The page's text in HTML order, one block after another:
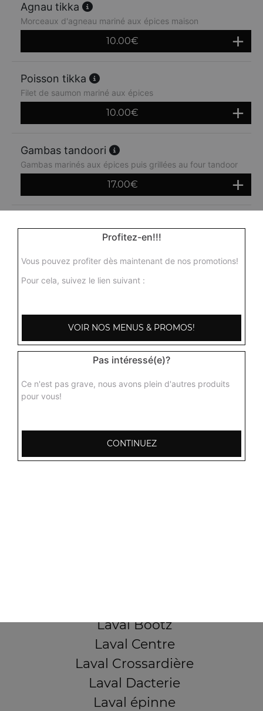
Agnau tikka
Morceaux d'agneau mariné aux épices maison
10.00€
Poisson tikka
Filet de saumon mariné aux épices
10.00€
Gambas tandoori
Gambas marinés aux épices puis grillées au four tandoor
17.00€
Assortiment de morceaux d'agneau, poulet, poisson,
Laval Bootz
Laval Centre
Laval Crossardière
Laval Dacterie
Laval épinne
Profitez-en!!!
Vous pouvez profiter dès maintenant de nos promotions!
Pour cela, suivez le lien suivant :
VOIR NOS MENUS & PROMOS!
Pas intéressé(e)?
Ce n'est pas grave, nous avons plein d'autres produits
pour vous!
CONTINUEZ